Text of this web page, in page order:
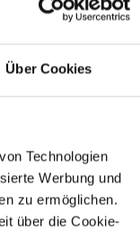
Über Cookies
Technologien
Werbung und
zu ermöglichen.
über die Cookie-